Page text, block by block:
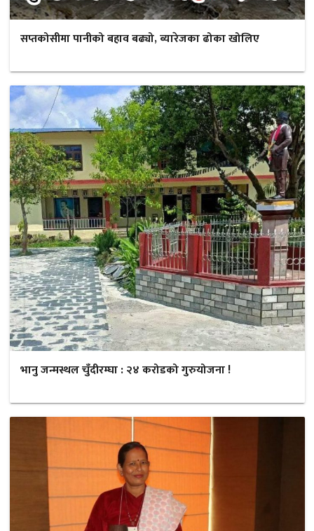
सप्तकोसीमा पानीको बहाव बढ्यो, ब्यारेजका ढोका खोलिए
भानु जन्मस्थल चुँदीरम्घा : २४ करोडको गुरुयोजना !